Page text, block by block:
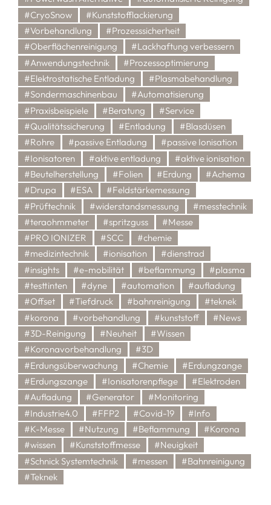
#CryoSnow
#Kunststofflackierung
#Vorbehandlung
#Prozesssicherheit
#Oberflächenreinigung
#Lackhaftung verbessern
#Anwendungstechnik
#Prozessoptimierung
#Elektrostatische Entladung
#Plasmabehandlung
#Sondermaschinenbau
#Automatisierung
#Praxisbeispiele
#Beratung
#Service
#Qualitätssicherung
#Entladung
#Blasdüsen
#Rohre
#passive Entladung
#passive Ionisation
#Ionisatoren
#aktive entladung
#aktive ionisation
#Beutelherstellung
#Folien #Erdung
#Achema
#Drupa
#ESA
#Feldstärkemessung
#Prüftechnik
#widerstandsmessung
#messtechnik
#teraohmmeter
#spritzguss
#Messe
#PRO IONIZER
#SCC
#chemie
#medizintechnik
#ionisation
#dienstrad
#insights
#e-mobilität #beflammung
#plasma
#testtinten
#dyne #automation
#aufladung
#Offset
#Tiefdruck #bahnreinigung
#teknek
#korona
#vorbehandlung #kunststoff
#News
#3D-Reinigung
#Neuheit
#Wissen
#Koronavorbehandlung
#3D
#Erdungsüberwachung
#Chemie
#Erdungzange
#Erdungszange
#Ionisatorenpflege
#Elektroden
#Aufladung
#Generator
#Monitoring
#Industrie4.0
#FFP2 #Covid-19
#Info
#K-Messe
#Nutzung #Beflammung
#Korona
#wissen
#Kunststoffmesse
#Neuigkeit
#Schnick Systemtechnik
#messen
#Bahnreinigung
#Teknek